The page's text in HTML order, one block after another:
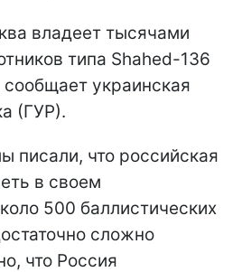
владеет тысячами
типа Shahed-136
сообщает украинская
(ГУР).
писали, что российская
в своем
500 баллистических
сложно
что Россия